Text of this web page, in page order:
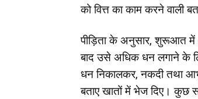
को वित्त का काम करने वाली
पीड़िता के अनुसार, शुरूआत में
बाद उसे अधिक धन लगाने के
धन निकालकर, नकदी तथा
बताए खातों में भेज दिए। कुछ